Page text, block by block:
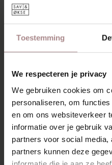
Toestemming
We respecteren je privacy
We gebruiken cookies om
personaliseren, om
en om ons websiteverkeer
informatie over je gebruik
partners voor social
partners kunnen deze
RIKKE